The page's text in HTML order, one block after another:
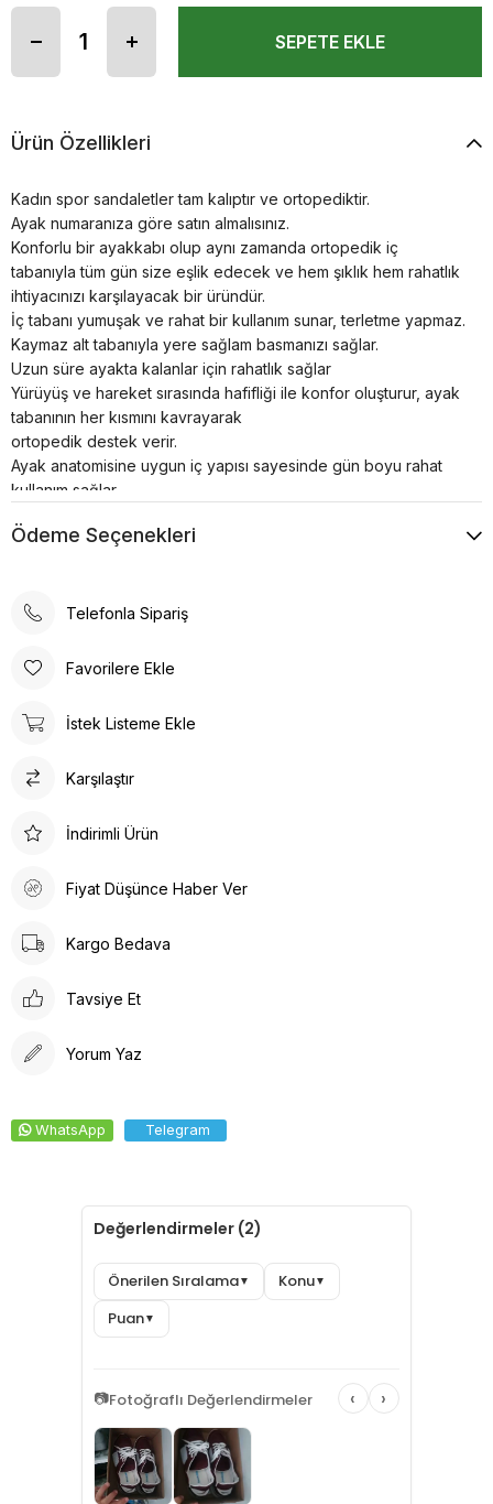
Ürün Özellikleri
Kadın spor sandaletler tam kalıptır ve ortopediktir.
Ayak numaranıza göre satın almalısınız.
Konforlu bir ayakkabı olup aynı zamanda ortopedik iç
tabanıyla tüm gün size eşlik edecek ve hem şıklık hem rahatlık
ihtiyacınızı karşılayacak bir üründür.
İç tabanı yumuşak ve rahat bir kullanım sunar, terletme yapmaz.
Kaymaz alt tabanıyla yere sağlam basmanızı sağlar.
Uzun süre ayakta kalanlar için rahatlık sağlar
Yürüyüş ve hareket sırasında hafifliği ile konfor oluşturur, ayak
tabanının her kısmını kavrayarak
ortopedik destek verir.
Ayak anatomisine uygun iç yapısı sayesinde gün boyu rahat
kullanım sağlar.
kurutulmamalıdır; bu, yapılarının bütünlüğünü bozar.
Ödeme Seçenekleri
Telefonla Sipariş
Favorilere Ekle
İstek Listeme Ekle
Karşılaştır
İndirimli Ürün
Fiyat Düşünce Haber Ver
Kargo Bedava
Tavsiye Et
Yorum Yaz
WhatsApp Telegram
Değerlendirmeler (2)
Önerilen Sıralama▼ Konu▼
Puan▼
📷Fotoğraflı Değerlendirmeler ‹ ›